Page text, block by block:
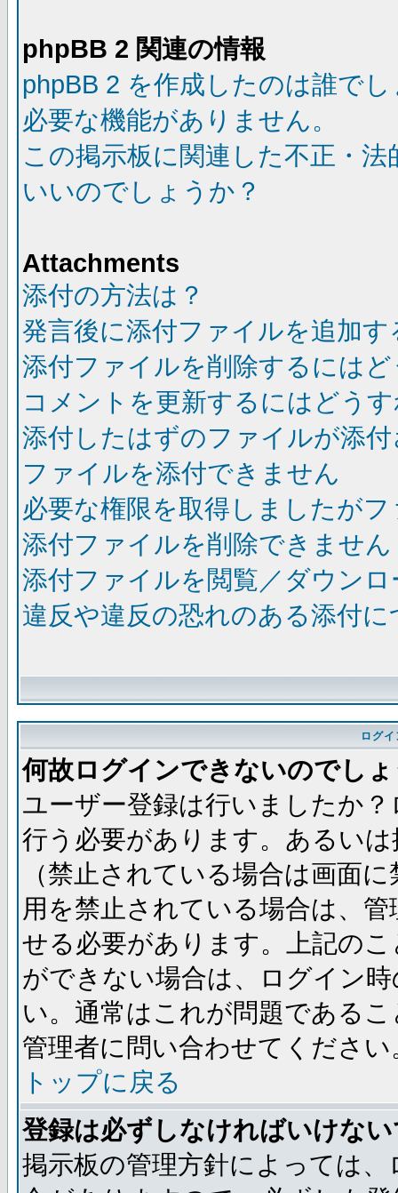
phpBB 2 関連の情報
phpBB 2 を作成したのは誰で
必要な機能がありません。
この掲示板に関連した不正・
いいのでしょうか？
Attachments
添付の方法は？
発言後に添付ファイルを追加
添付ファイルを削除するには
コメントを更新するにはどう
添付したはずのファイルが添
ファイルを添付できません
必要な権限を取得しましたが
添付ファイルを削除できません
添付ファイルを閲覧／ダウン
違反や違反の恐れのある添付
ログ
何故ログインできないのでし
ユーザー登録は行いましたか
行う必要があります。あるい
（禁止されている場合は画面
用を禁止されている場合は、
せる必要があります。上記の
ができない場合は、ログイン
い。通常はこれが問題である
管理者に問い合わせてください
トップに戻る
登録は必ずしなければいけな
掲示板の管理方針によっては